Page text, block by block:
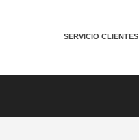
SERVICIO CLIENTES